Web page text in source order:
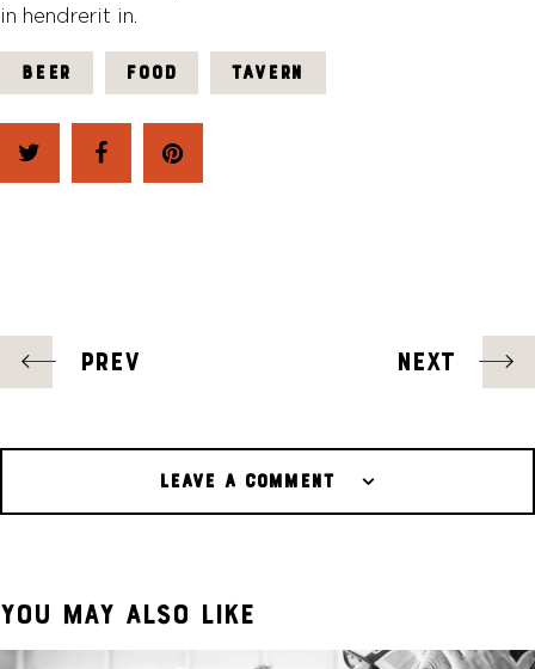
in hendrerit in.
BEER FOOD TAVERN
POST
NAVIGATION
PREV NEXT
LEAVE A COMMENT
YOU MAY ALSO LIKE